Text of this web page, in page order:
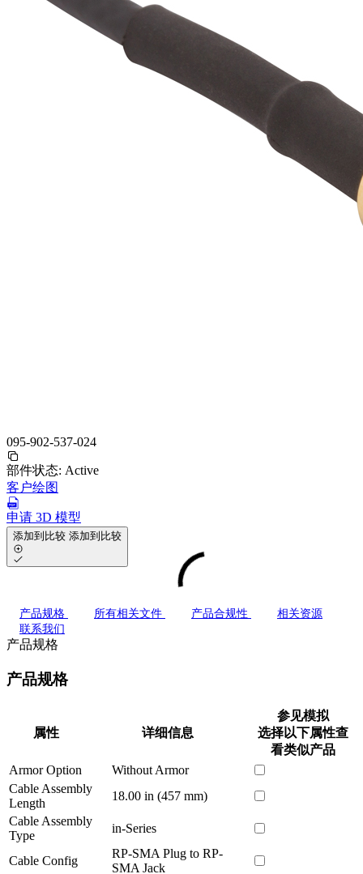
095-902-537-024
部件状态: Active
客户绘图
申请 3D 模型
添加到比较 添加到比较
产品规格 所有相关文件 产品合规性
相关资源
联系我们
产品规格
产品规格
属性 详细信息
参见模拟
选择以下属性查
看类似产品
Armor Option
Without Armor
Cable Assembly
Length
18.00 in (457 mm)
Cable Assembly
Type
in-Series
Cable Config
RP-SMA Plug to RP-
SMA Jack